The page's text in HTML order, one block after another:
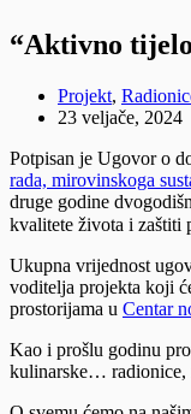
“Aktivno
Projekt,
23 veljače, 2024
Potpisan je Ugovor o
rada, mirovinskoga
druge godine
kvalitete života i zaštiti
Ukupna vrijednost
voditelja projekta koji
prostorijama u Centar
Kao i prošlu godinu
kulinarske…